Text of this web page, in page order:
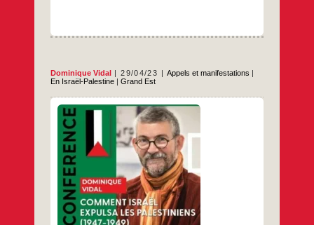
Dominique Vidal 29/04/23 Appels et manifestations
En Israël-Palestine |Grand Est